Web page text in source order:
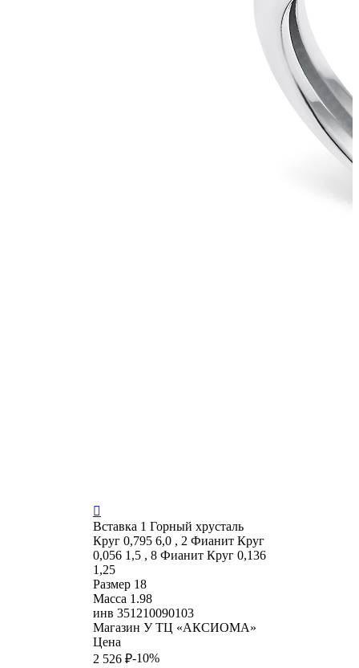

Вставка 1 Горный хрусталь
Круг 0,795 6,0 , 2 Фианит Круг
0,056 1,5 , 8 Фианит Круг 0,136
1,25
Размер 18
Масса 1.98
инв 351210090103
Магазин У ТЦ «АКСИОМА»
Цена
2 526 ₽-10%